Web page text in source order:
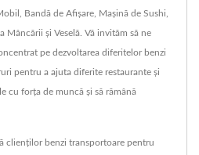
Bandă de Afișare, Mașină de Sushi,
Mâncării și Veselă. Vă invităm să ne
pe dezvoltarea diferitelor benzi
pentru a ajuta diferite restaurante și
cu forța de muncă și să rămână
clienților benzi transportoare pentru